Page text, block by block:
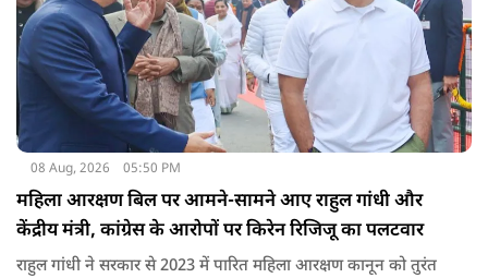
08 Aug, 2026 05:50 PM
महिला आरक्षण बिल पर आमने-सामने आए राहुल गांधी और
केंद्रीय मंत्री, कांग्रेस के आरोपों पर किरेन रिजिजू का पलटवार
राहुल गांधी ने सरकार से 2023 में पारित महिला आरक्षण कानून को तुरंत